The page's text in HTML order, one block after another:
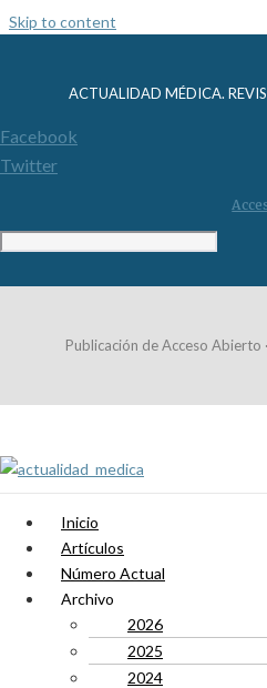
Skip to content
ACTUALIDAD MÉDICA.
Facebook
Twitter
Publicación de Acceso Abierto
Inicio
Artículos
Número Actual
Archivo
2026
2025
2024